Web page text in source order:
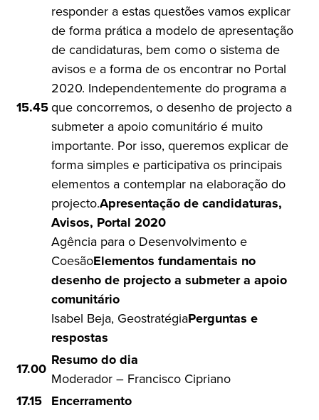
15.45
responder a estas questões vamos explicar
de forma prática a modelo de apresentação
de candidaturas, bem como o sistema de
avisos e a forma de os encontrar no Portal
2020. Independentemente do programa a
que concorremos, o desenho de projecto a
submeter a apoio comunitário é muito
importante. Por isso, queremos explicar de
forma simples e participativa os principais
elementos a contemplar na elaboração do
projecto.Apresentação de candidaturas,
Avisos, Portal 2020
Agência para o Desenvolvimento e
CoesãoElementos fundamentais no
desenho de projecto a submeter a apoio
comunitário
Isabel Beja, GeostratégiaPerguntas e
respostas
17.00 Resumo do dia
Moderador – Francisco Cipriano
17.15 Encerramento